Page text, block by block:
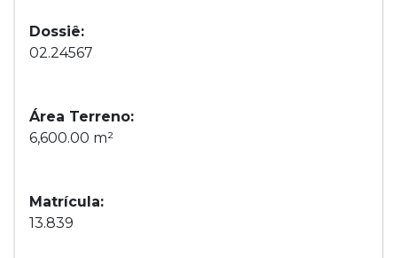
Dossiê:
02.24567
Área Terreno:
6,600.00 m²
Matrícula:
13.839